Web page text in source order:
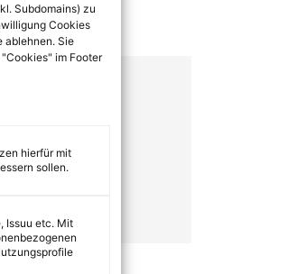
Subdomains) zu
Cookies
ablehnen. Sie
im Footer
hierfür mit
sollen.
Issuu etc. Mit